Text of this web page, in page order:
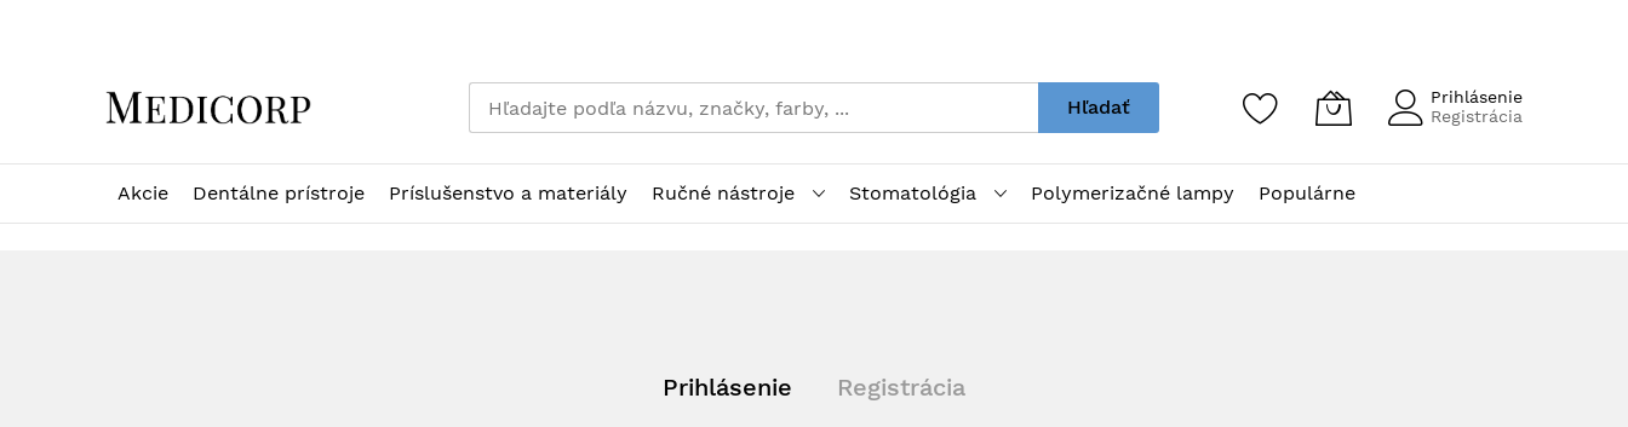
Hľadať
Prihlásenie
Registrácia
Akcie Dentálne prístroje Príslušenstvo a materiály Ručné nástroje Stomatológia Polymerizačné lampy Populárne
Prihlásenie Registrácia